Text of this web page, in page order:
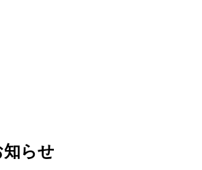
らせ